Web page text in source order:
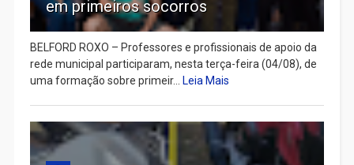
em primeiros socorros
BELFORD ROXO – Professores e profissionais de apoio da
rede municipal participaram, nesta terça-feira (04/08), de
uma formação sobre primeir... Leia Mais